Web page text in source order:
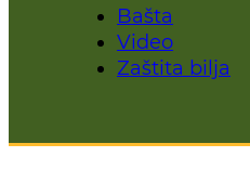
Bašta
Video
Zaštita bilja